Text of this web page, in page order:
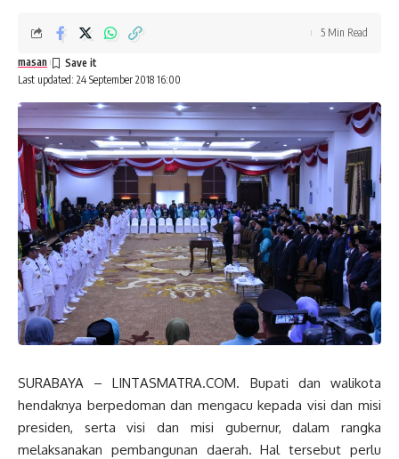
Last updated: 24 September 2018 16:00
masan
5 Min Read
SURABAYA – LINTASMATRA.COM. Bupati dan walikota
hendaknya berpedoman dan mengacu kepada visi dan misi
presiden, serta visi dan misi gubernur, dalam rangka
melaksanakan pembangunan daerah. Hal tersebut perlu